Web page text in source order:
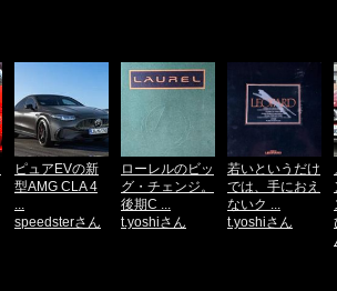
ピュアEVの新
型AMG CLA 4
speedsterさん
ローレルのビッ
グ・チェンジ。
後期C ...
t.yoshiさん
若いというだけ
では、手におえ
ないク ...
t.yoshiさん